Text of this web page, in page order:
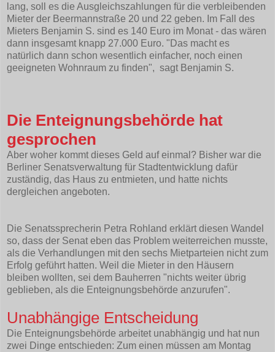
lang, soll es die Ausgleichszahlungen für die verbleibenden
Mieter der Beermannstraße 20 und 22 geben. Im Fall des
Mieters Benjamin S. sind es 140 Euro im Monat - das wären
dann insgesamt knapp 27.000 Euro. "Das macht es
natürlich dann schon wesentlich einfacher, noch einen
geeigneten Wohnraum zu finden", sagt Benjamin S.
Die Enteignungsbehörde hat
gesprochen
Aber woher kommt dieses Geld auf einmal? Bisher war die
Berliner Senatsverwaltung für Stadtentwicklung dafür
zuständig, das Haus zu entmieten, und hatte nichts
dergleichen angeboten.
Die Senatssprecherin Petra Rohland erklärt diesen Wandel
so, dass der Senat eben das Problem weiterreichen musste,
als die Verhandlungen mit den sechs Mietparteien nicht zum
Erfolg geführt hatten. Weil die Mieter in den Häusern
bleiben wollten, sei dem Bauherren "nichts weiter übrig
geblieben, als die Enteignungsbehörde anzurufen".
Unabhängige Entscheidung
Die Enteignungsbehörde arbeitet unabhängig und hat nun
zwei Dinge entschieden: Zum einen müssen am Montag